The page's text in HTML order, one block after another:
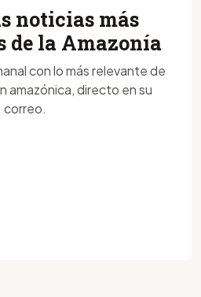
noticias más
de la Amazonía
con lo más relevante de
amazónica, directo en su
correo.